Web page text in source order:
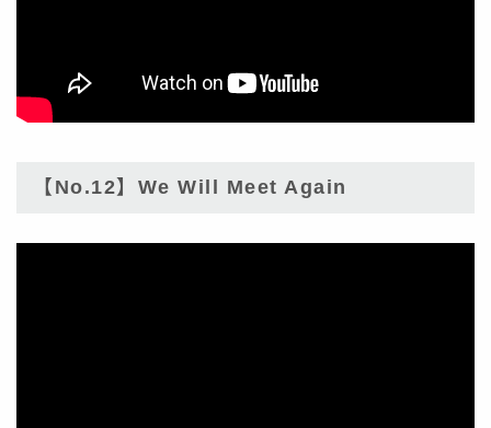
【No.12】We Will Meet Again